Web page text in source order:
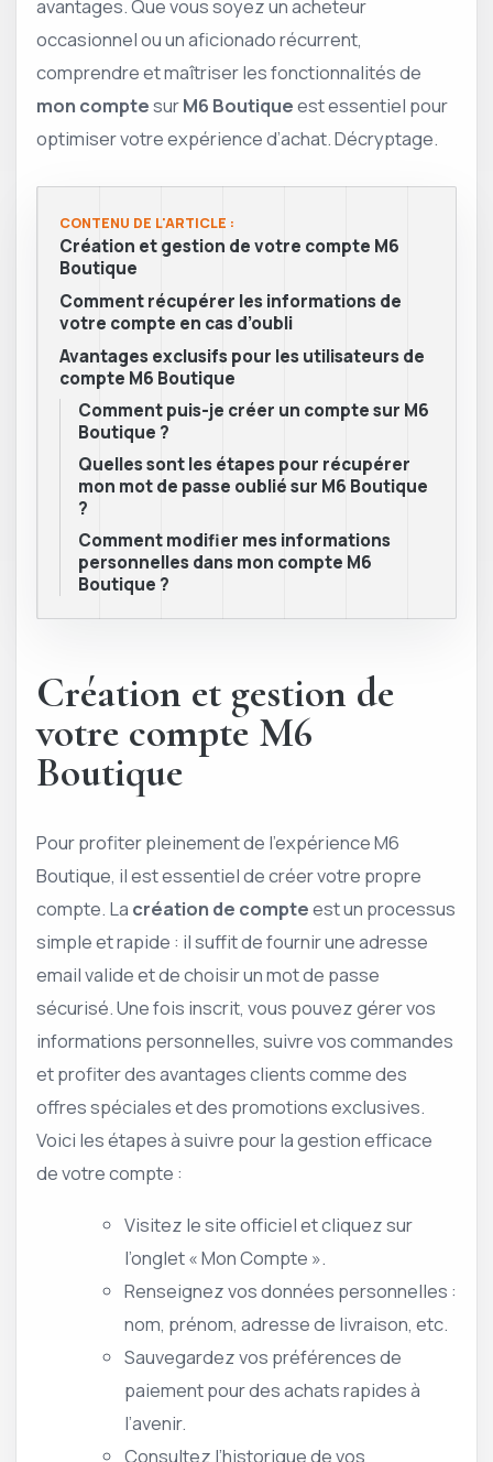
avantages. Que vous soyez un acheteur
occasionnel ou un aficionado récurrent,
comprendre et maîtriser les fonctionnalités de
mon comptesurM6 Boutiqueest essentiel pour
optimiser votre expérience d’achat. Décryptage.
CONTENU DE L'ARTICLE :
Création et gestion de votre compte M6
Boutique
Comment récupérer les informations de
votre compte en cas d’oubli
Avantages exclusifs pour les utilisateurs de
compte M6 Boutique
Comment puis-je créer un compte sur M6
Boutique ?
Quelles sont les étapes pour récupérer
mon mot de passe oublié sur M6 Boutique
?
Comment modifier mes informations
personnelles dans mon compte M6
Boutique ?
Création et gestion de
votre compte M6
Boutique
Pour profiter pleinement de l’expérience M6
Boutique, il est essentiel de créer votre propre
compte. La création de compteest un processus
simple et rapide : il suffit de fournir une adresse
email valide et de choisir un mot de passe
sécurisé. Une fois inscrit, vous pouvez gérer vos
informations personnelles, suivre vos commandes
et profiter des avantages clients comme des
offres spéciales et des promotions exclusives.
Voici les étapes à suivre pour la gestion efficace
de votre compte :
Visitez le site officiel et cliquez sur
l’onglet « Mon Compte ».
Renseignez vos données personnelles :
nom, prénom, adresse de livraison, etc.
Sauvegardez vos préférences de
paiement pour des achats rapides à
l’avenir.
Consultez l’historique de vos